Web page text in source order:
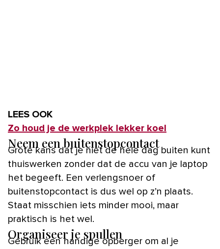
LEES OOK
Zo houd je de werkplek lekker koel
Neem een buitenstopcontact
Grote kans dat je niet de hele dag buiten kunt
thuiswerken zonder dat de accu van je laptop
het begeeft. Een verlengsnoer of
buitenstopcontact is dus wel op z’n plaats.
Staat misschien iets minder mooi, maar
praktisch is het wel.
Organiseer je spullen
Gebruik een handige opberger om al je